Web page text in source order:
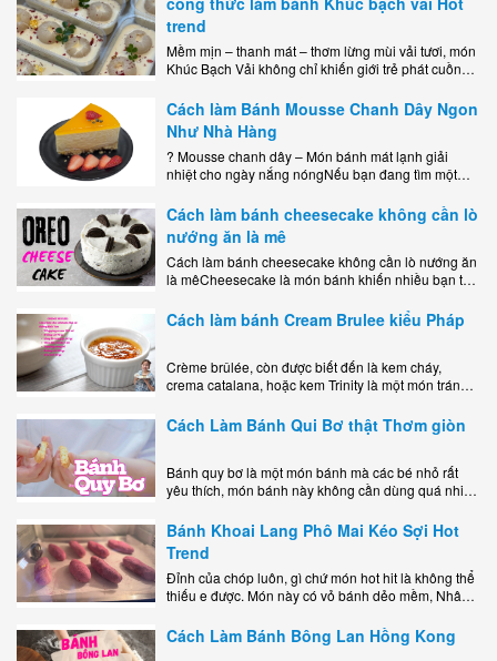
trend
Mềm mịn – thanh mát – thơm lừng mùi vải tươi, món
Khúc Bạch Vải không chỉ khiến giới trẻ phát cuồng
Cách làm Bánh Mousse Chanh Dây Ngon
Như Nhà Hàng
? Mousse chanh dây – Món bánh mát lạnh giải
nhiệt cho ngày nắng nóngNếu bạn đang tìm một
dễ..
Cách làm bánh cheesecake không cần lò
nướng ăn là mê
Cách làm bánh cheesecake không cần lò nướng ăn
là mêCheesecake là món bánh khiến nhiều bạn trẻ
kem..
Cách làm bánh Cream Brulee kiểu Pháp
Crème brûlée, còn được biết đến là kem cháy,
crema catalana, hoặc kem Trinity là một món tráng
lớp..
Cách Làm Bánh Qui Bơ thật Thơm giòn
Bánh quy bơ là một món bánh mà các bé nhỏ rất
yêu thích, món bánh này không cần dùng quá nhiều
Bánh Khoai Lang Phô Mai Kéo Sợi Hot
Trend
Đỉnh của chóp luôn, gì chứ món hot hit là không thể
thiếu e được. Món này có vỏ bánh dẻo mềm, Nhân
Cách Làm Bánh Bông Lan Hồng Kong